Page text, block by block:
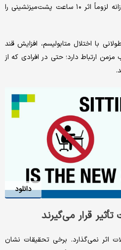
عبارت دیگر، یک ساعت ورزش روزانه لزوماً اثر ۱۰ ساعت پشت‌میزنشینی را
با اختلال متابولیسم، افزایش قند
ارتباط دارد؛ حتی در افرادی که از
دانلود
قرار می‌گیرند
نمی‌گذارد. برخی تحقیقات نشان